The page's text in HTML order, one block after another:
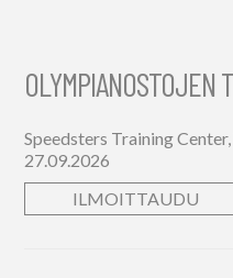
OLYMPIANOSTOJEN
Speedsters Training
27.09.2026
ILMOITTAUDU